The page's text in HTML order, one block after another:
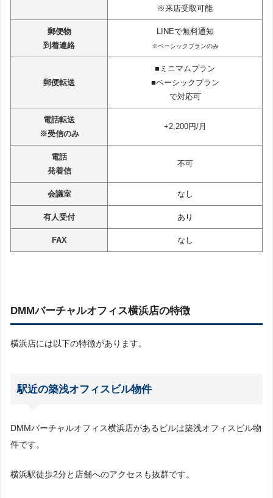
※来店受取可能
郵便物
到着連絡
LINEで無料通知
※ベーシックプランのみ
郵便転送
■ミニマムプラン
■ベーシックプラン
で対応可
電話転送
※受信のみ
+2,200円/月
電話
発着信
不可
会議室 なし
有人受付 あり
FAX なし
DMMバーチャルオフィス横浜店の特徴
横浜店には以下の特徴があります。
駅近の築浅オフィスビル物件
DMMバーチャルオフィス横浜店があるビルは築浅オフィスビル物
件です。
横浜駅徒歩2分と店舗へのアクセスも抜群です。